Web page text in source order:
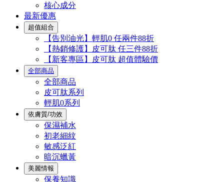
核心成分
最新優惠
超值組合
【告別油光】輕肌0 任兩件88折
【熱銷修護】皮可肽 任三件88折
【新客專區】皮可肽 超值體驗價
全部商品
全部商品
皮可肽系列
輕肌0系列
依膚質/功效
保濕補水
初老細紋
敏感泛紅
暗沉蠟黃
美麗情報
保養知識